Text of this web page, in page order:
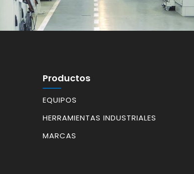
Productos
EQUIPOS
HERRAMIENTAS INDUSTRIALES
MARCAS